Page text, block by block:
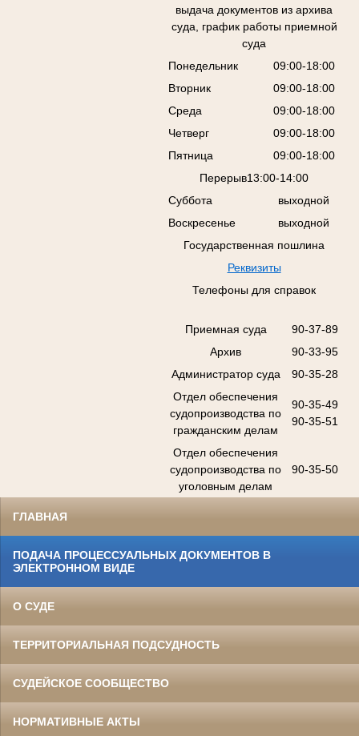
выдача документов из архива
суда, график работы приемной
суда
Понедельник
09:00-18:00
Вторник
09:00-18:00
Среда
09:00-18:00
Четверг
09:00-18:00
Пятница
09:00-18:00
Перерыв13:00-14:00
Суббота
выходной
Воскресенье
выходной
Государственная пошлина
Реквизиты
Телефоны для справок
Приемная суда
90-37-89
Архив
90-33-95
Администратор суда
90-35-28
Отдел обеспечения
судопроизводства по
гражданским делам
90-35-49
90-35-51
Отдел обеспечения
судопроизводства по
уголовным делам
90-35-50
ГЛАВНАЯ
ПОДАЧА ПРОЦЕССУАЛЬНЫХ ДОКУМЕНТОВ В
ЭЛЕКТРОННОМ ВИДЕ
О СУДЕ
ТЕРРИТОРИАЛЬНАЯ ПОДСУДНОСТЬ
СУДЕЙСКОЕ СООБЩЕСТВО
НОРМАТИВНЫЕ АКТЫ